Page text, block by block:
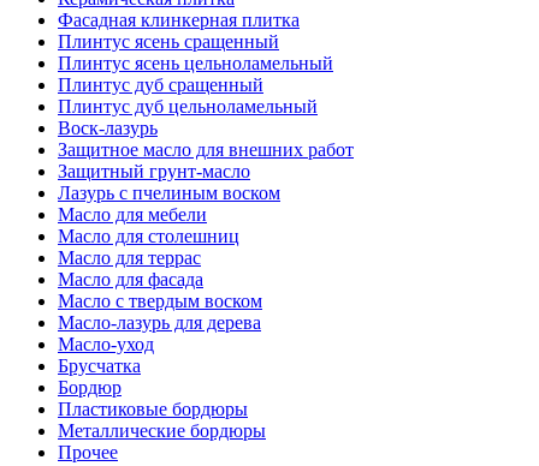
Фасадная клинкерная плитка
Плинтус ясень сращенный
Плинтус ясень цельноламельный
Плинтус дуб сращенный
Плинтус дуб цельноламельный
Воск-лазурь
Защитное масло для внешних работ
Защитный грунт-масло
Лазурь с пчелиным воском
Масло для мебели
Масло для столешниц
Масло для террас
Масло для фасада
Масло с твердым воском
Масло-лазурь для дерева
Масло-уход
Брусчатка
Бордюр
Пластиковые бордюры
Металлические бордюры
Прочее